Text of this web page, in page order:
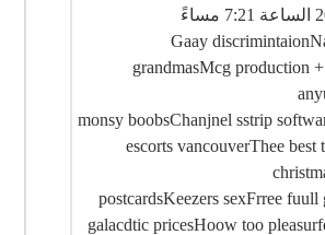
Gaay
grandmasMcg production
monsy boobsChanjnel sstrip
escorts vancouverThee best
postcardsKeezers sexFrree
galacdtic pricesHoow too